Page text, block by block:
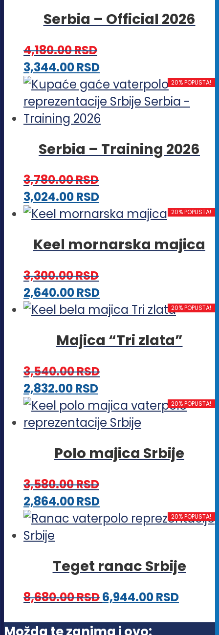
proizvoda.
varijanti.
biti
izabrane
na
stranici
proizvoda.
Serbia – Official 2026
4,180.00RSD
3,344.00RSDOvaj
proizvod
ima
više
Opcije
na
stranici
proizvoda.
20% POPUSTA!
Serbia – Training 2026
3,780.00RSD
3,024.00RSDOvaj
proizvod
više
mogu
biti
izabrane
na
stranici
20% POPUSTA!
Keel mornarska majica
3,300.00RSD
2,640.00RSDOvaj
proizvod
više
Opcije
biti
izabrane
na
stranici
20% POPUSTA!
Majica “Tri zlata”
3,540.00RSD
2,832.00RSDOvaj
proizvod
ima
varijanti.
mogu
biti
izabrane
stranici
proizvoda.
20% POPUSTA!
Polo majica Srbije
3,580.00RSD
2,864.00RSDOvaj
proizvod
varijanti.
mogu
biti
20% POPUSTA!
Teget ranac Srbije
8,680.00RSD6,944.00RSD
Možda te zanima i ovo: